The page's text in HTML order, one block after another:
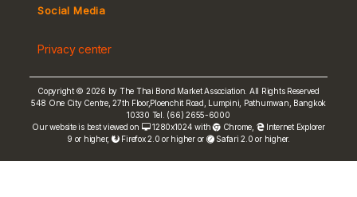
Non-resident Flows
FRN Rate
Social Media
Privacy center
Copyright © 2026 by The Thai Bond Market Association. All Rights Reserved
548 One City Centre, 27th Floor,Ploenchit Road, Lumpini, Pathumwan, Bangkok
10330 Tel. (66) 2655-6000
Our website is best viewed on
1280x1024 with Chrome
Internet Explorer
9 or higher,
Firefox 2.0 or higher or Safari 2.0 or higher.